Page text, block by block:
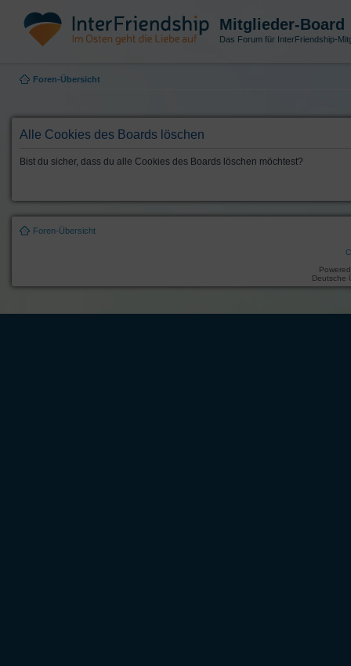
Mitglieder-Board
Das Forum für InterFriendship-
Foren-Übersicht
Alle Cookies des Boards löschen
Bist du sicher, dass du alle Cookies des Boards löschen möchtest?
Foren-Übersicht
Deutsche